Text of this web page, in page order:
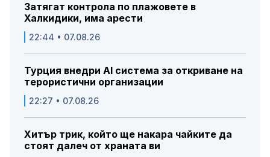
Затягат контрола по плажовете в
Халкидики, има арести
22:44 • 07.08.26
Турция внедри AI система за откриване на
терористични организации
22:27 • 07.08.26
Хитър трик, който ще накара чайките да
стоят далеч от храната ви